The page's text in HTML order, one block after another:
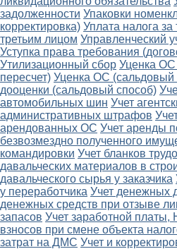
задолженности Упаковки
корректировка) Уплата налога за
третьим лицом Управленческий
Уступка права требования
Утилизационный сбор Уценка
пересчет) Уценка ОС (сальдовый
дооценки (сальдовый способ)
автомобильных шин Учет
административных штрафов
арендованных ОС Учет аренды
безвозмездно полученного
командировки Учет бланков
давальческих материалов в
давальческого сырья у заказчика
у переработчика Учет денежных
денежных средств при отзыве
запасов Учет заработной
взносов при смене объекта
затрат на ДМС Учет и